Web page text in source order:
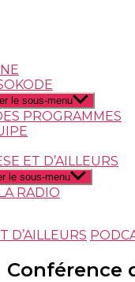
le sous-menu
PROGRAMMES
ET D’AILLEURS
le sous-menu
RADIO
D’AILLEURS
Conférence